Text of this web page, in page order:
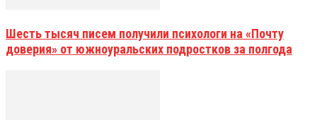
Шесть тысяч писем получили психологи на «Почту
доверия» от южноуральских подростков за полгода